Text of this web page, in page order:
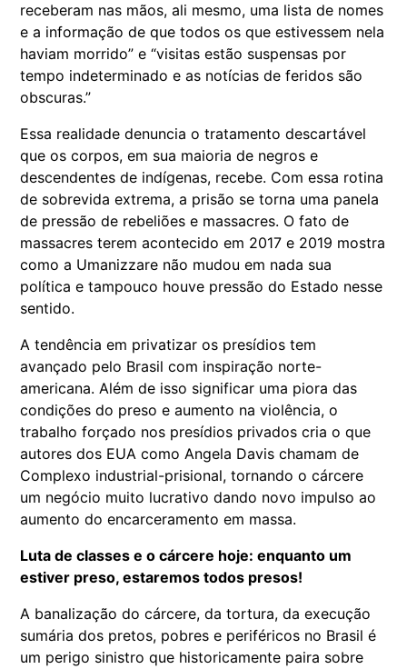
receberam nas mãos, ali mesmo, uma lista de nomes
e a informação de que todos os que estivessem nela
haviam morrido” e “visitas estão suspensas por
tempo indeterminado e as notícias de feridos são
obscuras.”
Essa realidade denuncia o tratamento descartável
que os corpos, em sua maioria de negros e
descendentes de indígenas, recebe. Com essa rotina
de sobrevida extrema, a prisão se torna uma panela
de pressão de rebeliões e massacres. O fato de
massacres terem acontecido em 2017 e 2019 mostra
como a Umanizzare não mudou em nada sua
política e tampouco houve pressão do Estado nesse
sentido.
A tendência em privatizar os presídios tem
avançado pelo Brasil com inspiração norte-
americana. Além de isso significar uma piora das
condições do preso e aumento na violência, o
trabalho forçado nos presídios privados cria o que
autores dos EUA como Angela Davis chamam de
Complexo industrial-prisional, tornando o cárcere
um negócio muito lucrativo dando novo impulso ao
aumento do encarceramento em massa.
Luta de classes e o cárcere hoje: enquanto um
estiver preso, estaremos todos presos!
A banalização do cárcere, da tortura, da execução
sumária dos pretos, pobres e periféricos no Brasil é
um perigo sinistro que historicamente paira sobre